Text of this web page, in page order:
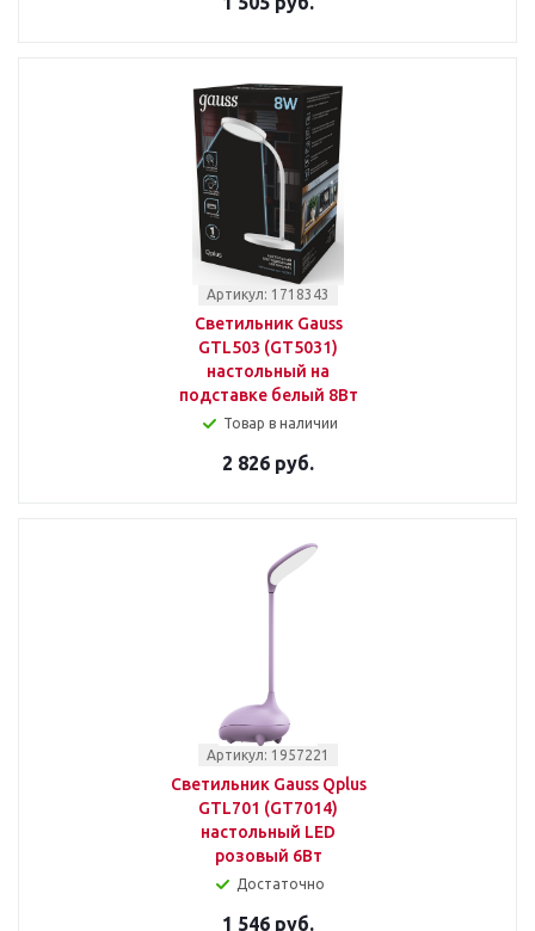
Артикул: 1718343
Светильник Gauss
GTL503 (GT5031)
настольный на
подставке белый 8Вт
Товар в наличии
2 826 руб.
Артикул: 1957221
Светильник Gauss Qplus
GTL701 (GT7014)
настольный LED
розовый 6Вт
Достаточно
1 546 руб.